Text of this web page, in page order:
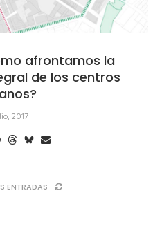
afrontamos la
de los centros
2017
ENTRADAS